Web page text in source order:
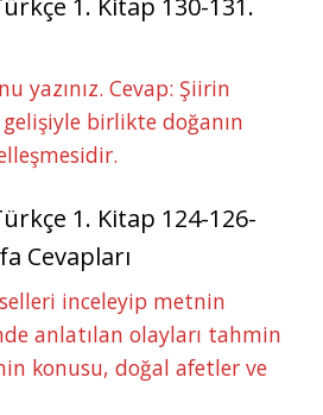
yazınız. Cevap: Şiirin
birlikte doğanın
1. Kitap 124-126-
Cevapları
inceleyip metnin
anlatılan olayları tahmin
konusu, doğal afetler ve